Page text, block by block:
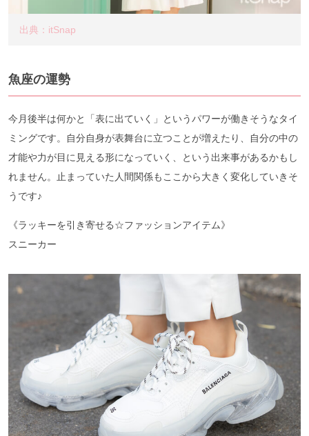
出典：itSnap
魚座の運勢
今月後半は何かと「表に出ていく」というパワーが働きそうなタイ
ミングです。自分自身が表舞台に立つことが増えたり、自分の中の
才能や力が目に見える形になっていく、という出来事があるかもし
れません。止まっていた人間関係もここから大きく変化していきそ
うです♪
《ラッキーを引き寄せる☆ファッションアイテム》
スニーカー